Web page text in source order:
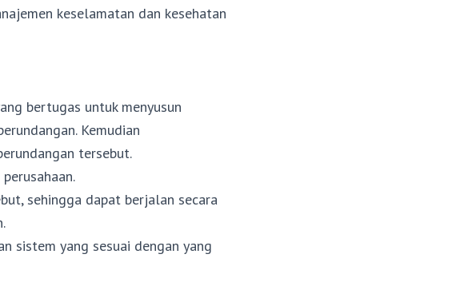
keselamatan dan kesehatan
bertugas untuk menyusun
Kemudian
tersebut.
sehingga dapat berjalan secara
sistem yang sesuai dengan yang